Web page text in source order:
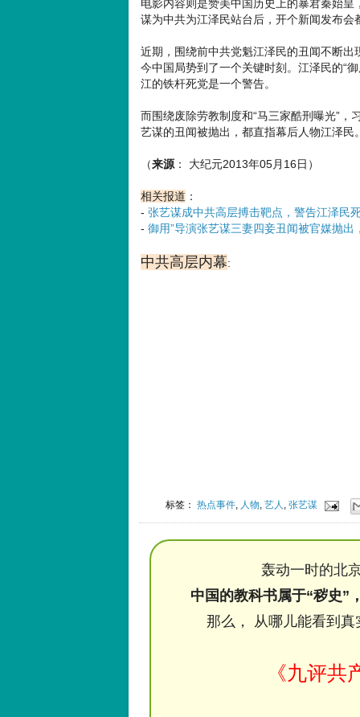
电影内容则是赞美中国历史上的暴君秦始
谋为中共为江泽民站台后，开个新闻发布
近期，围绕前中共党魁江泽民的丑闻不断
今中国局势到了一个关键时刻。江泽民的“
江的铁杆死党是一个警告。
而围绕废除劳教制度和“马三家酷刑曝光”，
艺谋的丑闻被抛出，都直指幕后人物江泽民
（来源 ： 大纪元2013年05月16日）
相关报道 ：
- 张艺谋成中共高层搏击靶点，警告江泽民
- 御用”导演张艺谋三妻四妾丑闻被官媒抛出
中共高层内幕:
标签：热点事件 人物 ,艺人 ,张艺谋
轰动一时的北
中国的教科书属于“秽史”
那么， 从哪儿能看到
《九评